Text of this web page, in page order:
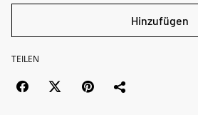
Hinzufügen
TEILEN